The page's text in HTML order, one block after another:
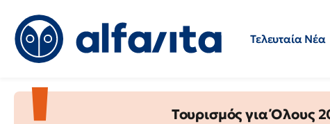
Τελευταία Νέα
Τουρισμός για Όλους